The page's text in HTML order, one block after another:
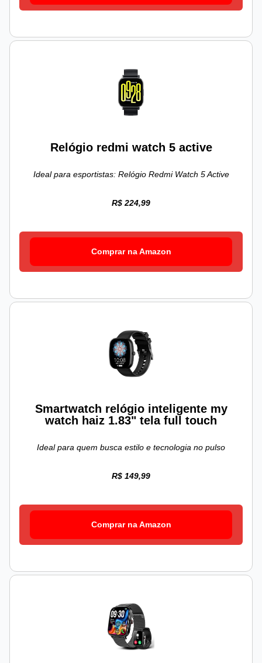
Relógio redmi watch 5 active
Ideal para esportistas: Relógio Redmi Watch 5 Active
R$ 224,99
Comprar na Amazon
Smartwatch relógio inteligente my
watch haiz 1.83" tela full touch
Ideal para quem busca estilo e tecnologia no pulso
R$ 149,99
Comprar na Amazon